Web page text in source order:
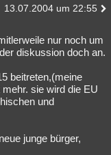
13.07.2004 um 22:55
nur noch um
diskussion doch an.
beitreten,(meine
sie wird die EU
und
junge bürger,